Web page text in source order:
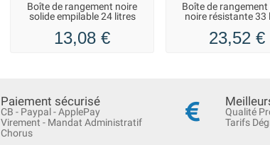
Boîte de rangement noire
solide empilable 24 litres
13,08 €
Boîte de
noire résistante 33
23,52 €
Paiement sécurisé
CB - Paypal - ApplePay
Virement - Mandat Administratif
Chorus
Qualité
Tarifs